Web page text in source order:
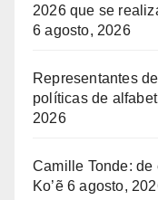
2026 que se
6 agosto, 2026
Representantes
políticas de
2026
Camille Tonde: de
Ko’ẽ 6 agosto,